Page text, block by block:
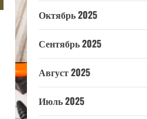
Октябрь 2025
Сентябрь 2025
Август 2025
Июль 2025